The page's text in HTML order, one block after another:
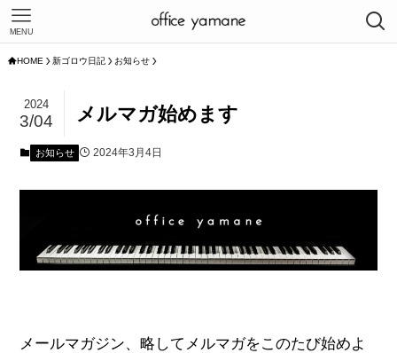
MENU
HOME 新ゴロウ日記 お知らせ
メルマガ始めます
2024
3/04
お知らせ 2024年3月4日
メールマガジン、略してメルマガをこのたび始めよ